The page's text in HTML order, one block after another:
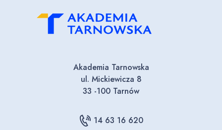
Akademia Tarnowska
ul. Mickiewicza 8
33 -100 Tarnów
14 63 16 620